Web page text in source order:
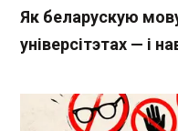
Як беларускую
універсітэтах — і